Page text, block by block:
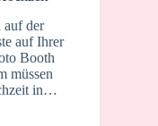
auf der
auf Ihrer
Booth
müssen
in…